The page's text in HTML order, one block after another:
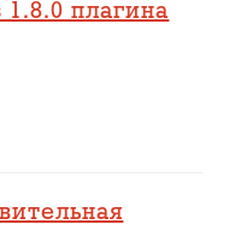
плагина